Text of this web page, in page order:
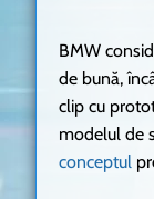
BMW
de bună,
clip cu
modelul de
conceptul